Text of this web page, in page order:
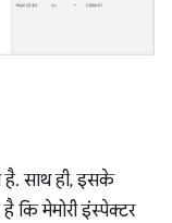
है. साथ ही, इसके
कि मेमोरी इंस्पेक्टर